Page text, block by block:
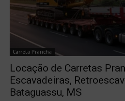
Carreta Prancha
Locação de Carretas
Escavadeiras,
Bataguassu, MS